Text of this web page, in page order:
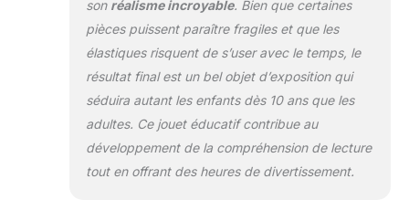
prochaine mission
de sauvetage Cette
maquette d'avion
LEGO Technic est
une excellente idée
de cadeau pour les
garçons et les filles
qui aiment les
jouets éducatifs qui
son réalisme incroyable. Bien que certaines
pièces puissent paraître fragiles et que les
élastiques risquent de s’user avec le temps, le
résultat final est un bel objet d’exposition qui
séduira autant les enfants dès 10 ans que les
adultes. Ce jouet éducatif contribue au
développement de la compréhension de lecture
tout en offrant des heures de divertissement.